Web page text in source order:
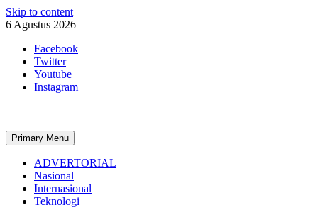
Skip to content
6 Agustus 2026
Facebook
Twitter
Youtube
Instagram
Primary Menu
ADVERTORIAL
Nasional
Internasional
Teknologi